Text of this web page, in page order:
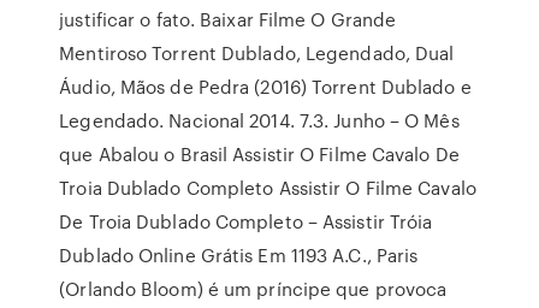
justificar o fato. Baixar Filme O Grande
Mentiroso Torrent Dublado, Legendado, Dual
Áudio, Mãos de Pedra (2016) Torrent Dublado e
Legendado. Nacional 2014. 7.3. Junho – O Mês
que Abalou o Brasil Assistir O Filme Cavalo De
Troia Dublado Completo Assistir O Filme Cavalo
De Troia Dublado Completo – Assistir Tróia
Dublado Online Grátis Em 1193 A.C., Paris
(Orlando Bloom) é um príncipe que provoca